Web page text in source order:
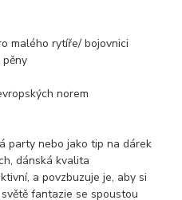
malého rytíře/ bojovnici
pěny
norem
party nebo jako tip na dárek
dánská kvalita
a povzbuzuje je, aby si
fantazie se spoustou